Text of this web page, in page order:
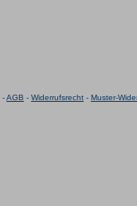
-AGB - Widerrufsrecht - Muster-